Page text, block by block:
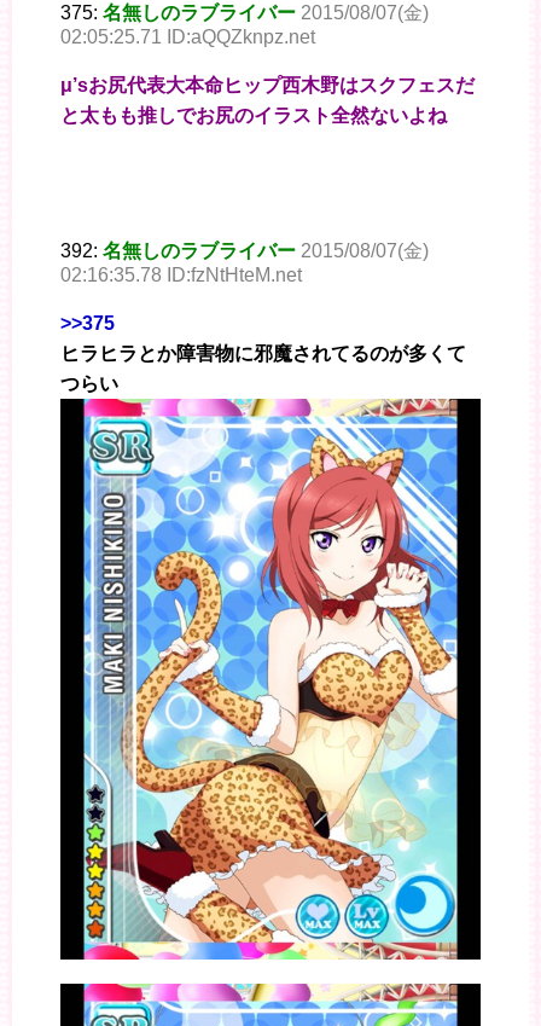
375: 名無しのラブライバー 2015/08/07(金)
02:05:25.71 ID:aQQZknpz.net
μ’sお尻代表大本命ヒップ西木野はスクフェスだ
と太もも推しでお尻のイラスト全然ないよね
392: 名無しのラブライバー 2015/08/07(金)
02:16:35.78 ID:fzNtHteM.net
>>375
ヒラヒラとか障害物に邪魔されてるのが多くて
つらい